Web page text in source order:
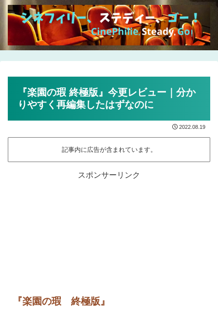
『楽園の瑕 終極版』今更レビュー｜分か
りやすく再編集したはずなのに
2022.08.19
記事内に広告が含まれています。
スポンサーリンク
『楽園の瑕 終極版』